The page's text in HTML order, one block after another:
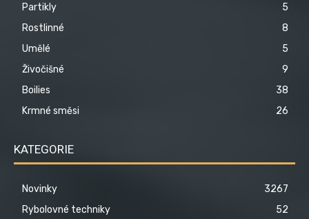
Partikly
5
Rostlinné
8
Umělé
5
Živočišné
9
Boilies
38
Krmné směsi
26
KATEGORIE
Novinky
3267
Rybolovné techniky
52